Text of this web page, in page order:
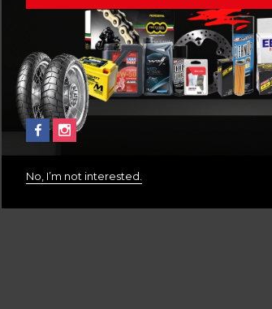
No, I’m not interested.